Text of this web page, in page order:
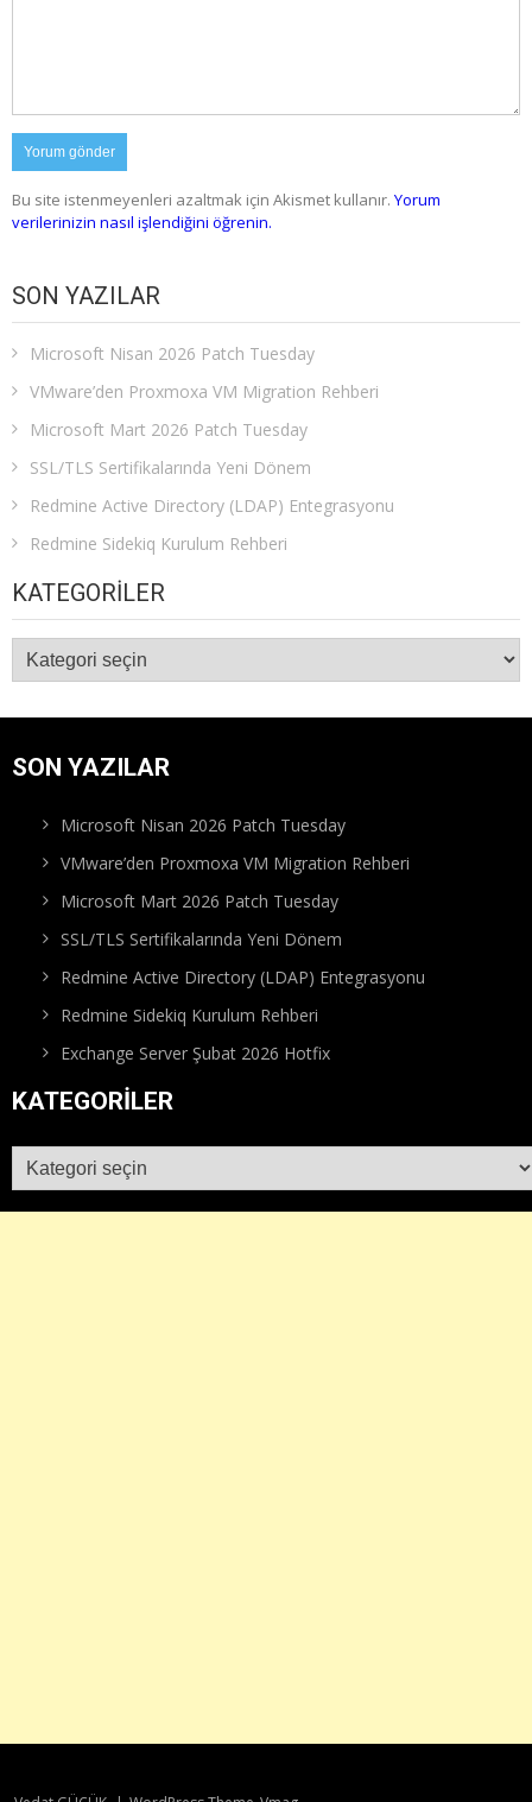
Bu site istenmeyenleri azaltmak için Akismet kullanır. Yorum
verilerinizin nasıl işlendiğini öğrenin.
SON YAZILAR
Microsoft Nisan 2026 Patch Tuesday
VMware’den Proxmoxa VM Migration Rehberi
Microsoft Mart 2026 Patch Tuesday
SSL/TLS Sertifikalarında Yeni Dönem
Redmine Active Directory (LDAP) Entegrasyonu
Redmine Sidekiq Kurulum Rehberi
KATEGORILER
Kategoriler
SON YAZILAR
Microsoft Nisan 2026 Patch Tuesday
VMware’den Proxmoxa VM Migration Rehberi
Microsoft Mart 2026 Patch Tuesday
SSL/TLS Sertifikalarında Yeni Dönem
Redmine Active Directory (LDAP) Entegrasyonu
Redmine Sidekiq Kurulum Rehberi
Exchange Server Şubat 2026 Hotfix
KATEGORILER